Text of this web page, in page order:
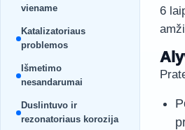
viename
Katalizatoriaus
problemos
Išmetimo
nesandarumai
Duslintuvo ir
rezonatoriaus korozija
6